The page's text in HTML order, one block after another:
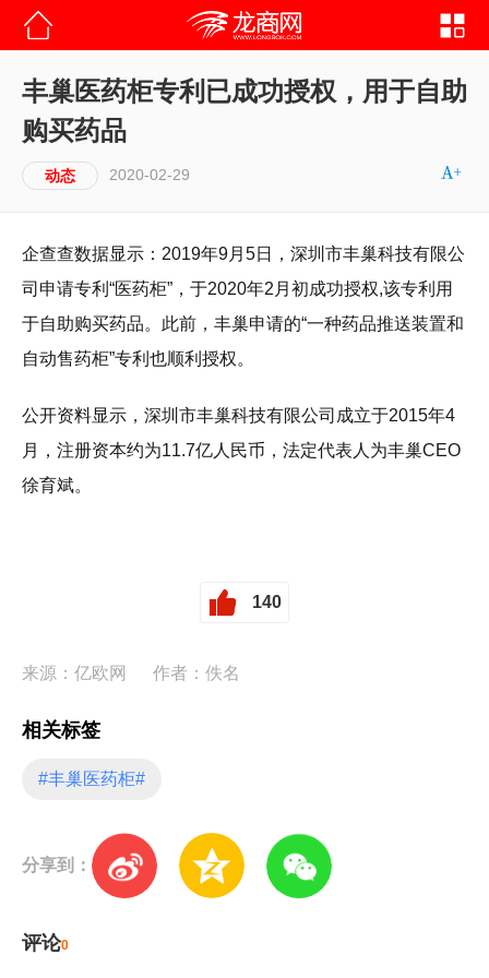
丰巢医药柜专利已成功授权，用于自助
购买药品
动态 2020-02-29
企查查数据显示：2019年9月5日，深圳市丰巢科技有限公
司申请专利“医药柜”，于2020年2月初成功授权,该专利用
于自助购买药品。此前，丰巢申请的“一种药品推送装置和
自动售药柜”专利也顺利授权。
公开资料显示，深圳市丰巢科技有限公司成立于2015年4
月，注册资本约为11.7亿人民币，法定代表人为丰巢CEO
徐育斌。
140
来源：亿欧网 作者：佚名
相关标签
#丰巢医药柜#
分享到：
评论0